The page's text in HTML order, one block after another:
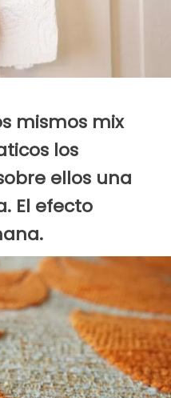
mismos mix
los
ellos una
El efecto